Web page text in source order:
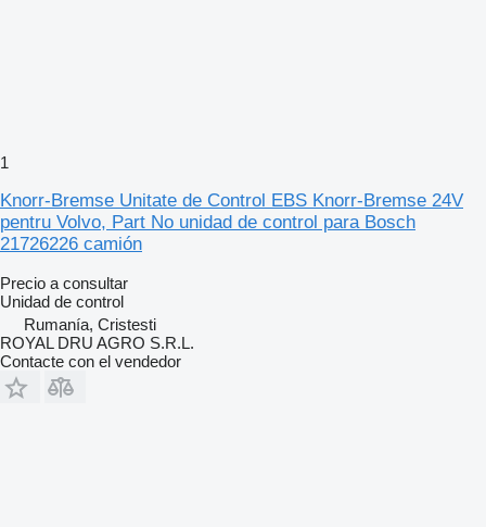
1
Knorr-Bremse Unitate de Control EBS Knorr-Bremse 24V
pentru Volvo, Part No unidad de control para Bosch
21726226 camión
Precio a consultar
Unidad de control
Rumanía, Cristesti
ROYAL DRU AGRO S.R.L.
Contacte con el vendedor